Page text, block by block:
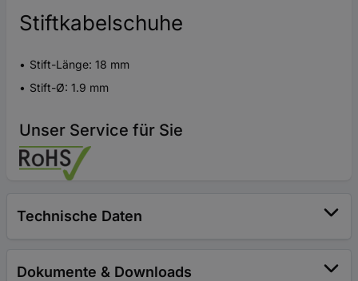
Stiftkabelschuhe
Stift-Länge: 18 mm
Stift-Ø: 1.9 mm
Unser Service für Sie
Technische Daten
Dokumente & Downloads